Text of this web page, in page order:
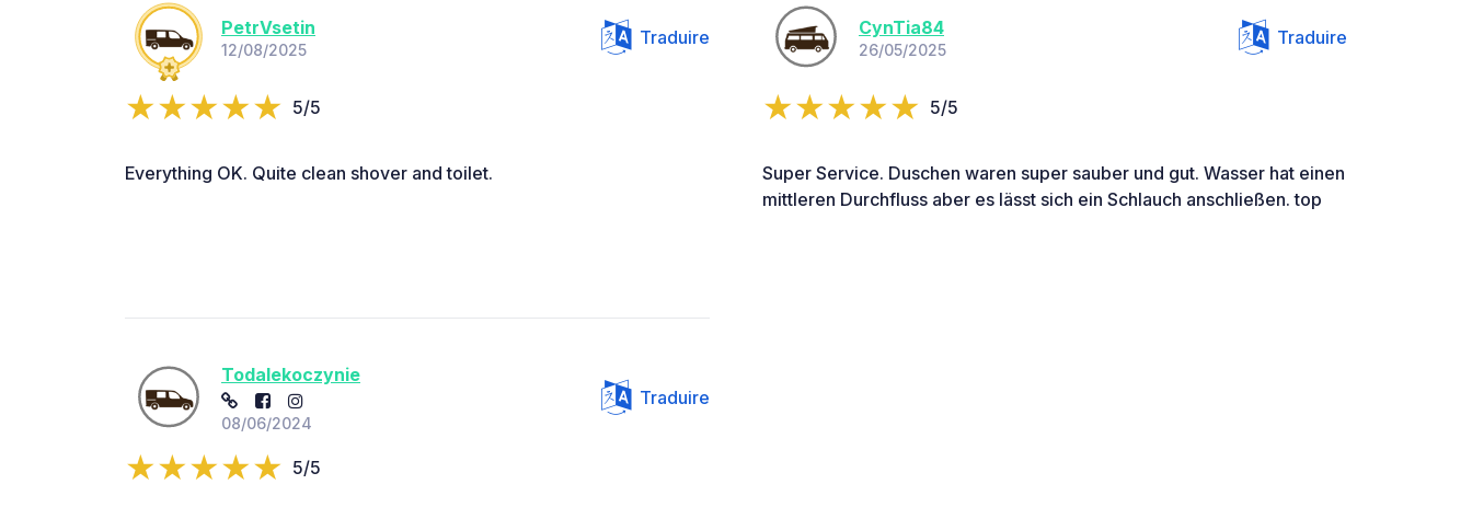
PetrVsetin
12/08/2025
Traduire
5/5
Everything OK. Quite clean shover and toilet.
CynTia84
26/05/2025
Traduire
5/5
Super Service. Duschen waren super sauber und gut. Wasser hat einen
mittleren Durchfluss aber es lässt sich ein Schlauch anschließen. top
Todalekoczynie
08/06/2024
Traduire
5/5